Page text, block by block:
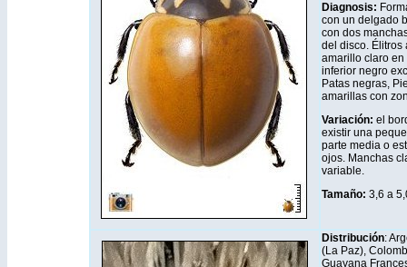
Diagnosis:
con un delgado
con dos
del disco. Élitros
amarillo claro
inferior negro
Patas negras,
amarillas con
Variación: el
existir una
parte media o
ojos. Manchas
variable.
Tamaño: 3,6 a
Distribución:
(La Paz),
Guayana